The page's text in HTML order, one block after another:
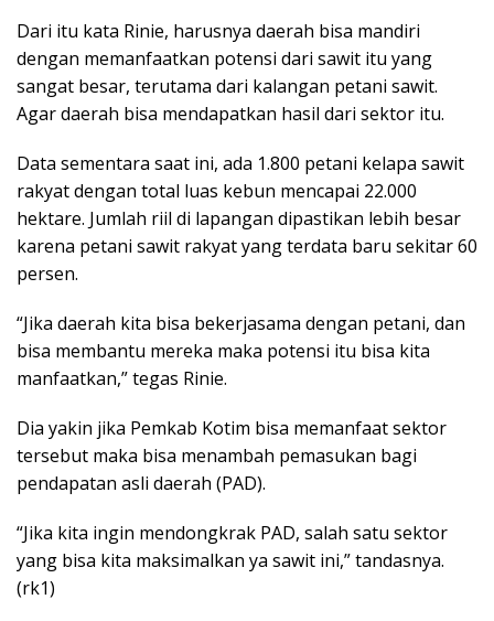
Dari itu kata Rinie, harusnya daerah bisa mandiri
dengan memanfaatkan potensi dari sawit itu yang
sangat besar, terutama dari kalangan petani sawit.
Agar daerah bisa mendapatkan hasil dari sektor itu.
Data sementara saat ini, ada 1.800 petani kelapa sawit
rakyat dengan total luas kebun mencapai 22.000
hektare. Jumlah riil di lapangan dipastikan lebih besar
karena petani sawit rakyat yang terdata baru sekitar 60
persen.
“Jika daerah kita bisa bekerjasama dengan petani, dan
bisa membantu mereka maka potensi itu bisa kita
manfaatkan,” tegas Rinie.
Dia yakin jika Pemkab Kotim bisa memanfaat sektor
tersebut maka bisa menambah pemasukan bagi
pendapatan asli daerah (PAD).
“Jika kita ingin mendongkrak PAD, salah satu sektor
yang bisa kita maksimalkan ya sawit ini,” tandasnya.
(rk1)